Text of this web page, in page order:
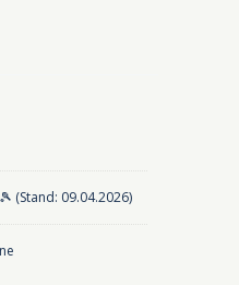
(Stand: 09.04.2026)